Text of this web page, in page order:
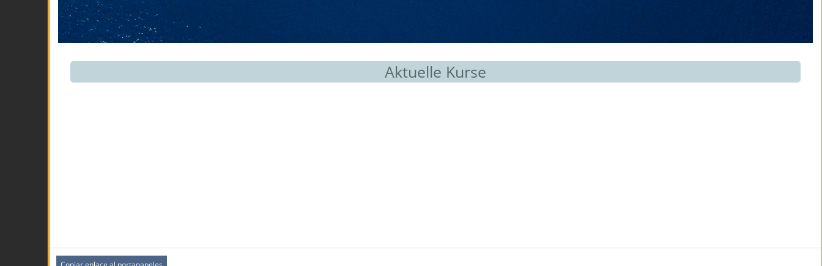
Aktuelle Kurse